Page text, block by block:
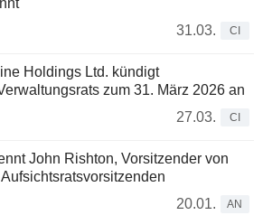
31.03.
CI
Holdings Ltd. kündigt
zum 31. März 2026 an
27.03.
CI
John Rishton, Vorsitzender von
20.01.
AN